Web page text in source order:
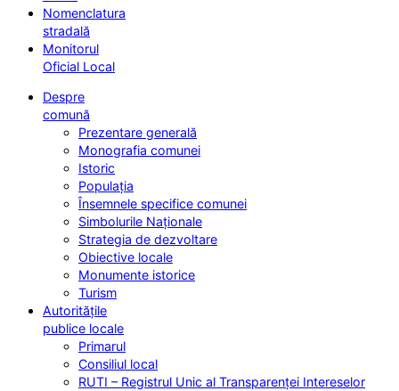
Nomenclatura
stradală
Monitorul
Oficial Local
Despre
comună
Prezentare generală
Monografia comunei
Istoric
Populația
Însemnele specifice comunei
Simbolurile Naționale
Strategia de dezvoltare
Obiective locale
Monumente istorice
Turism
Autoritățile
publice locale
Primarul
Consiliul local
RUTI – Registrul Unic al Transparenței Intereselor